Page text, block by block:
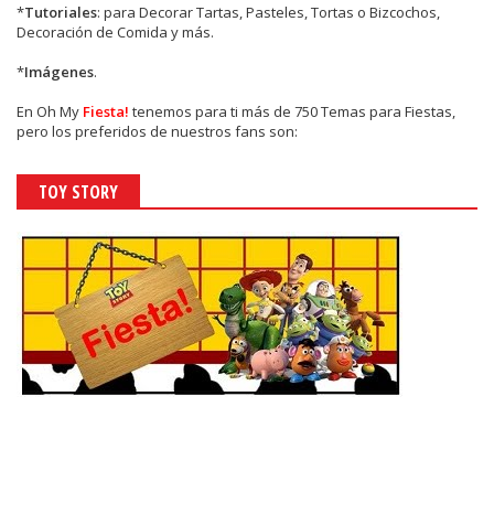
*Tutoriales: para Decorar Tartas, Pasteles, Tortas o Bizcochos,
Decoración de Comida y más.
*Imágenes.
En Oh My Fiesta! tenemos para ti más de 750 Temas para Fiestas,
pero los preferidos de nuestros fans son:
TOY STORY